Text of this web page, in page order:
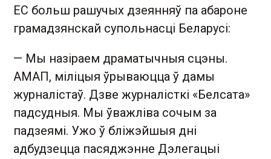
ЕС больш рашучых дзеянняў па абароне
грамадзянскай супольнасці Беларусі:
— Мы назіраем драматычныя сцэны.
АМАП, міліцыя ўрываюцца ў дамы
журналістаў. Дзве журналісткі «Белсата»
падсудныя. Мы ўважліва сочым за
падзеямі. Ужо ў бліжэйшыя дні
адбудзецца пасяджэнне Дэлегацыі